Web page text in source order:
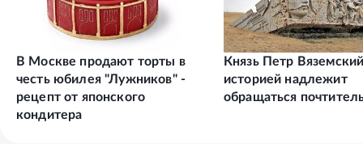
В Москве продают торты в
честь юбилея "Лужников" -
рецепт от японского
кондитера
Князь Петр
историей надлежит
обращаться